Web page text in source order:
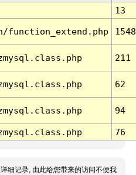
13
function_extend.php 1548
211
62
94
76
细记录, 由此给您带来的访问不便我